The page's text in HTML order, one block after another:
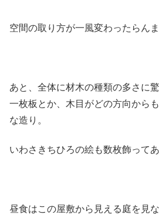
空間の取り方が一風変わったらんま
あと、全体に材木の種類の多さに
一枚板とか、木目がどの方向から
な造り。
いわさきちひろの絵も数枚飾ってあ
昼食はこの屋敷から見える庭を見な